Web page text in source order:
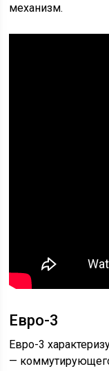
механизм.
Евро-3
Евро-3
—